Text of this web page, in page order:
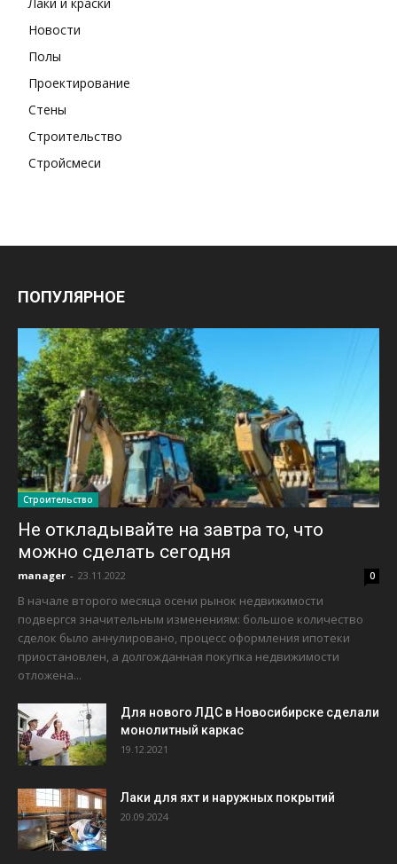
Новости
Полы
Проектирование
Стены
Строительство
Стройсмеси
ПОПУЛЯРНОЕ
Строительство
Не откладывайте на завтра то, что
можно сделать сегодня
manager - 23.11.2022 0
В начале второго месяца осени рынок недвижимости
подвергся значительным изменениям: большое количество
сделок было аннулировано, процесс оформления ипотеки
приостановлен, а долгожданная покупка недвижимости
отложена...
Для нового ЛДС в Новосибирске сделали
монолитный каркас
19.12.2021
Лаки для яхт и наружных покрытий
20.09.2024